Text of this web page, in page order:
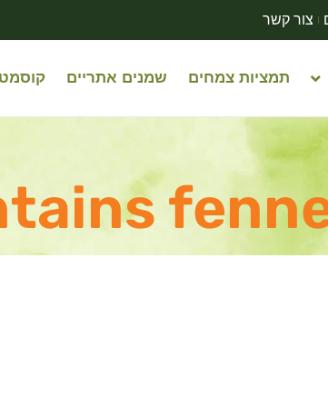
צור קשר
תמציות צמחים שמנים אתריים